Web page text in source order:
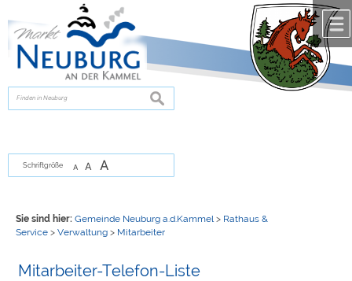
zur Navigationoder
springen.
suchen
Schriftgröße A A A
Sie sind hier: Gemeinde Neuburg a.d.Kammel > Rathaus &
Service> Verwaltung> Mitarbeiter
Mitarbeiter-Telefon-Liste